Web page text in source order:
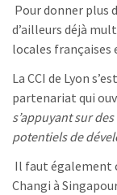
Pour donner plus
d’ailleurs déjà
locales
La CCI de Lyon
partenariat qui
s’appuyant sur
potentiels de
Il faut également
Changi à